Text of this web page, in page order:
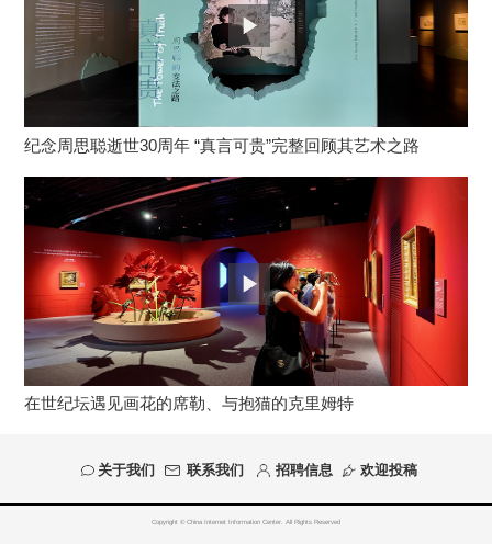
纪念周思聪逝世30周年 “真言可贵”完整回顾其艺术之路
在世纪坛遇见画花的席勒、与抱猫的克里姆特
关于我们 联系我们 招聘信息 欢迎投稿
Copyright © China Internet Information Center. All Rights Reserved